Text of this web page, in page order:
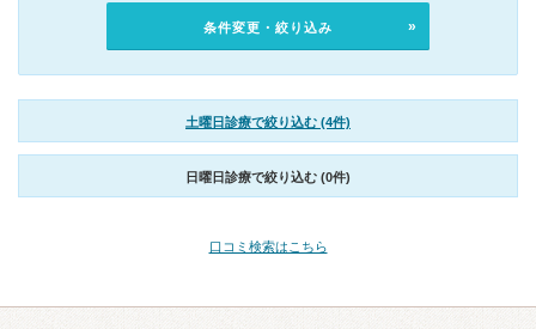
条件変更・絞り込み
土曜日診療で絞り込む (4件)
日曜日診療で絞り込む (0件)
口コミ検索はこちら